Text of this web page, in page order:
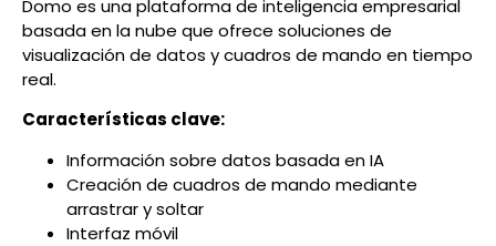
Domo es una plataforma de inteligencia empresarial
basada en la nube que ofrece soluciones de
visualización de datos y cuadros de mando en tiempo
real.
Características clave:
Información sobre datos basada en IA
Creación de cuadros de mando mediante
arrastrar y soltar
Interfaz móvil